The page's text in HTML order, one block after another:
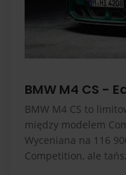
BMW M4 CS -
BMW M4 CS to
między modelem
Wyceniana na 116
Competition, ale